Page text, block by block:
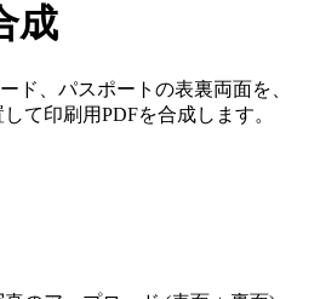
成
ド、パスポートの表裏両面を、
て印刷用PDFを合成します。